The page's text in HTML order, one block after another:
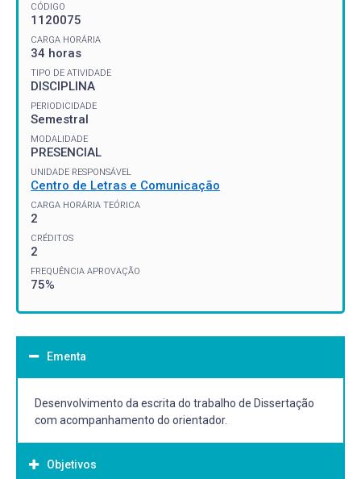
CÓDIGO
1120075
CARGA HORÁRIA
34 horas
TIPO DE ATIVIDADE
DISCIPLINA
PERIODICIDADE
Semestral
MODALIDADE
PRESENCIAL
UNIDADE RESPONSÁVEL
Centro de Letras e Comunicação
CARGA HORÁRIA TEÓRICA
2
CRÉDITOS
2
FREQUÊNCIA APROVAÇÃO
75%
Ementa
Desenvolvimento da escrita do trabalho de Dissertação
com acompanhamento do orientador.
Objetivos